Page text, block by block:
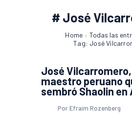
# José
Home
Todas las
Tag: José
José
maestro peruano
sembró Shaolin en
Por Efraim Rozenberg